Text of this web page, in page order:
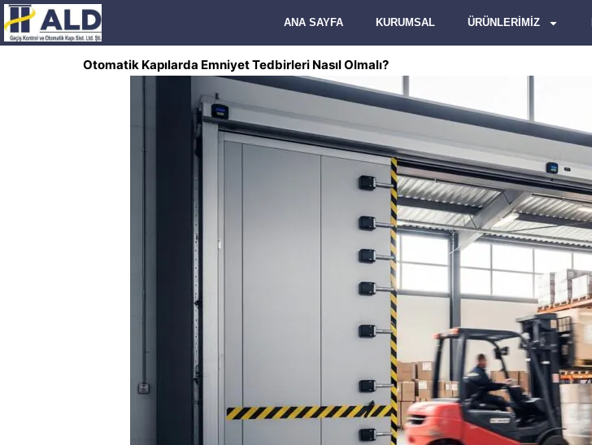
İçeriğe
atla
ANA SAYFA KURUMSAL ÜRÜNLERİMİZ
Otomatik Kapılarda Emniyet Tedbirleri Nasıl Olmalı?